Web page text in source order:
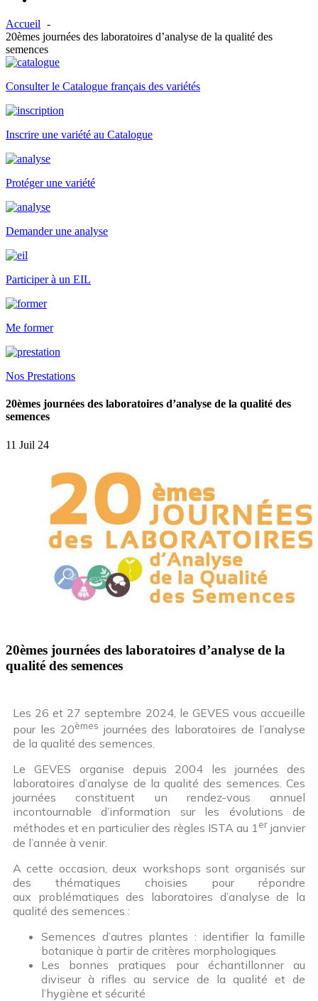
Accueil
20èmes journées des laboratoires d’analyse de la qualité des
semences
Consulter le Catalogue français des variétés
Inscrire une variété au Catalogue
Protéger une variété
Demander une analyse
Participer à un EIL
Me former
Nos Prestations
20èmes journées des laboratoires d’analyse de la qualité des
semences
11 Juil 24
20èmes journées des laboratoires d’analyse de la
qualité des semences
Les 26 et 27 septembre 2024, le GEVES vous accueille
pour les 20èmes journées des laboratoires de l’analyse
de la qualité des semences.
Le GEVES organise depuis 2004 les journées des
laboratoires d’analyse de la qualité des semences. Ces
journées constituent un rendez-vous annuel
incontournable d’information sur les évolutions de
méthodes et en particulier des règles ISTA au 1erjanvier
de l’année à venir.
A cette occasion, deux workshops sont organisés sur
des thématiques choisies pour répondre
aux problématiques des laboratoires d’analyse de la
qualité des semences :
Semences d’autres plantes : identifier la famille
botanique à partir de critères morphologiques
Les bonnes pratiques pour échantillonner au
diviseur à rifles au service de la qualité et de
l’hygiène et sécurité